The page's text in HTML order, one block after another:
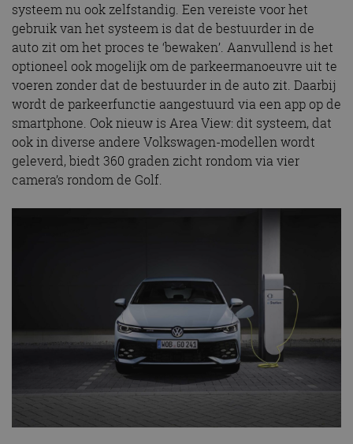
systeem nu ook zelfstandig. Een vereiste voor het
gebruik van het systeem is dat de bestuurder in de
auto zit om het proces te ‘bewaken’. Aanvullend is het
optioneel ook mogelijk om de parkeermanoeuvre uit te
voeren zonder dat de bestuurder in de auto zit. Daarbij
wordt de parkeerfunctie aangestuurd via een app op de
smartphone. Ook nieuw is Area View: dit systeem, dat
ook in diverse andere Volkswagen-modellen wordt
geleverd, biedt 360 graden zicht rondom via vier
camera’s rondom de Golf.